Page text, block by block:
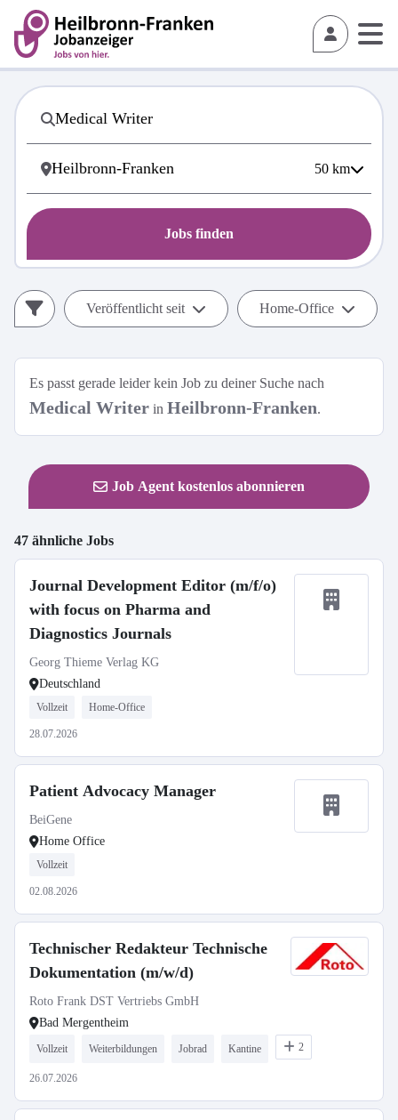
50 km
Jobs finden
Veröffentlicht seit Home-Office
Es passt gerade leider kein Job zu deiner Suche nach
Medical Writer in Heilbronn-Franken.
Job Agent kostenlos abonnieren
47 ähnliche Jobs
Journal Development Editor (m/f/o)
with focus on Pharma and
Diagnostics Journals
Georg Thieme Verlag KG
Deutschland
Vollzeit Home-Office
28.07.2026
Patient Advocacy Manager
BeiGene
Home Office
Vollzeit
02.08.2026
Technischer Redakteur Technische
Dokumentation (m/w/d)
Roto Frank DST Vertriebs GmbH
Bad Mergentheim
Vollzeit Weiterbildungen Jobrad Kantine 2
26.07.2026